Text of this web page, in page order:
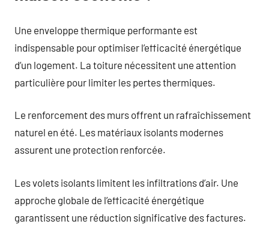
Une enveloppe thermique performante est
indispensable pour optimiser l’efficacité énergétique
d’un logement. La toiture nécessitent une attention
particulière pour limiter les pertes thermiques.
Le renforcement des murs offrent un rafraîchissement
naturel en été. Les matériaux isolants modernes
assurent une protection renforcée.
Les volets isolants limitent les infiltrations d’air. Une
approche globale de l’efficacité énergétique
garantissent une réduction significative des factures.